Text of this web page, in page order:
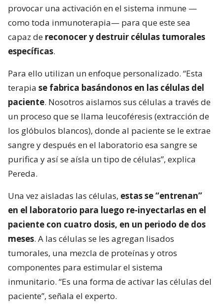
provocar una activación en el sistema inmune —
como toda inmunoterapia— para que este sea
capaz de reconocer y destruir células tumorales
específicas.
Para ello utilizan un enfoque personalizado. “Esta
terapia se fabrica basándonos en las células del
paciente. Nosotros aislamos sus células a través de
un proceso que se llama leucoféresis (extracción de
los glóbulos blancos), donde al paciente se le extrae
sangre y después en el laboratorio esa sangre se
purifica y así se aísla un tipo de células”, explica
Pereda.
Una vez aisladas las células, estas se “entrenan”
en el laboratorio para luego re-inyectarlas en el
paciente con cuatro dosis, en un periodo de dos
meses. A las células se les agregan lisados
tumorales, una mezcla de proteínas y otros
componentes para estimular el sistema
inmunitario. “Es una forma de activar las células del
paciente”, señala el experto.